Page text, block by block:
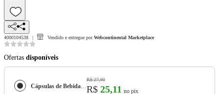
4000104538 Vendido e entregue por Webcontinental Marketplace
Ofertas disponíveis
Cápsulas de Bebida Nescafé Dolce Gusto Galak Chocolate Branco Caixa 10 Unidades
R$ 27,90
R$ 25,11 no pix